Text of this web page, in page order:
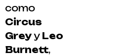
como
Circus
Greyy Leo
Burnett,